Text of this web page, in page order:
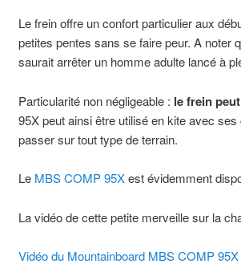
Le frein offre un confort particulier aux
petites pentes sans se faire peur. A noter
saurait arrêter un homme adulte lancé à
Particularité non négligeable : le frein
95X peut ainsi être utilisé en kite avec
passer sur tout type de terrain.
Le MBS COMP 95Xest évidemment
La vidéo de cette petite merveille sur la
Vidéo du Mountainboard MBS COMP 95X